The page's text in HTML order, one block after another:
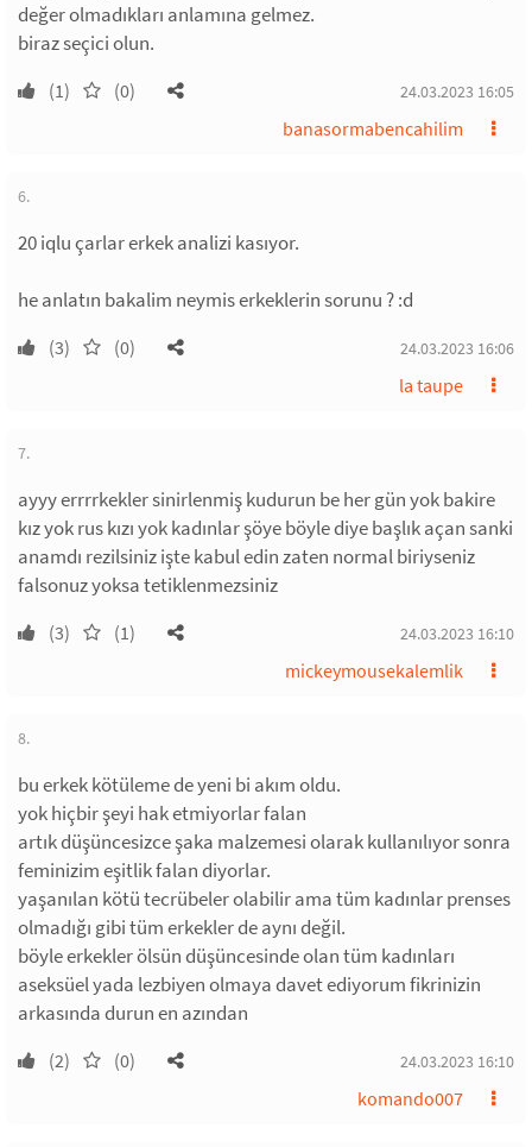
değer olmadıkları anlamına gelmez.
biraz seçici olun.
(1) (0) 24.03.2023 16:05
banasormabencahilim
6.
20 iqlu çarlar erkek analizi kasıyor.
he anlatın bakalim neymis erkeklerin sorunu ? :d
(3) (0) 24.03.2023 16:06
la taupe
7.
ayyy errrrkekler sinirlenmiş kudurun be her gün yok bakire
kız yok rus kızı yok kadınlar şöye böyle diye başlık açan sanki
anamdı rezilsiniz işte kabul edin zaten normal biriyseniz
falsonuz yoksa tetiklenmezsiniz
(3) (1) 24.03.2023 16:10
mickeymousekalemlik
8.
bu erkek kötüleme de yeni bi akım oldu.
yok hiçbir şeyi hak etmiyorlar falan
artık düşüncesizce şaka malzemesi olarak kullanılıyor sonra
feminizim eşitlik falan diyorlar.
yaşanılan kötü tecrübeler olabilir ama tüm kadınlar prenses
olmadığı gibi tüm erkekler de aynı değil.
böyle erkekler ölsün düşüncesinde olan tüm kadınları
aseksüel yada lezbiyen olmaya davet ediyorum fikrinizin
arkasında durun en azından
(2) (0) 24.03.2023 16:10
komando007